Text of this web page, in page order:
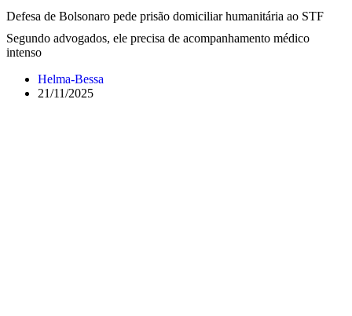
Defesa de Bolsonaro pede prisão domiciliar humanitária ao STF
Segundo advogados, ele precisa de acompanhamento médico
intenso
Helma-Bessa
21/11/2025